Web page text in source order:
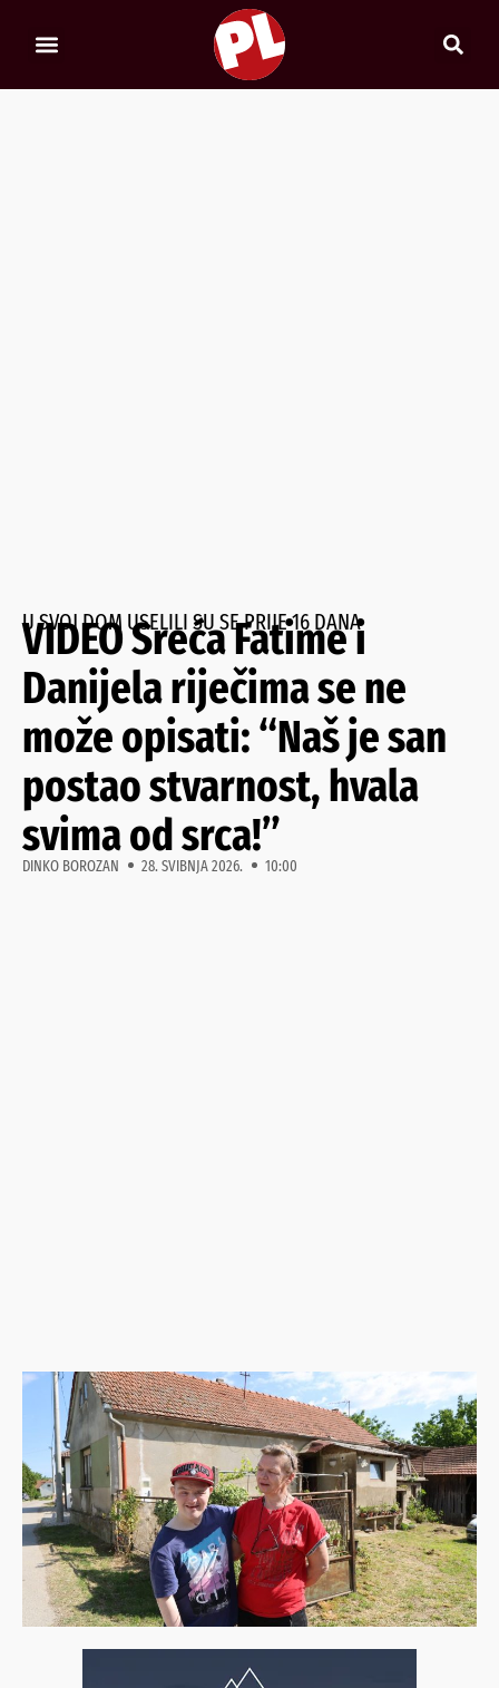
U SVOJ DOM USELILI SU SE PRIJE 16 DANA
VIDEO Sreća Fatime i
Danijela riječima se ne
može opisati: “Naš je san
postao stvarnost, hvala
svima od srca!”
DINKO BOROZAN 28. SVIBNJA 2026. 10:00